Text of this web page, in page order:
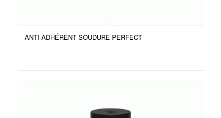
ANTI ADHÉRENT SOUDURE PERFECT